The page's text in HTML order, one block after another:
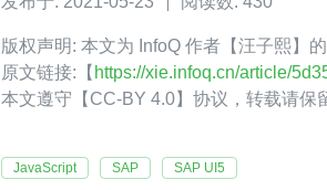
版权声明: 本文为 InfoQ 作者【汪子熙】的
原文链接:【 https://xie.infoq.cn/article/
本文遵守【CC-BY 4.0】协议，转载请保
JavaScript SAP SAP UI5